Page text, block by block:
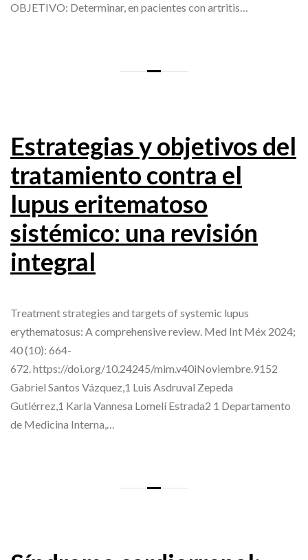
OBJETIVO: Determinar, en pacientes con artritis…
Estrategias y objetivos del
tratamiento contra el
lupus eritematoso
sistémico: una revisión
integral
Treatment strategies and targets of systemic lupus
erythematosus: A comprehensive review. Med Int Méx 2024;
40 (10): 664-
672. https://doi.org/10.24245/mim.v40iNoviembre.9152
Gabriel Santos Vázquez,1 Luis Asdruval Zepeda
Gutiérrez,1 Karla Vannesa Lomelí Estrada2 1 Departamento
de Medicina Interna,…